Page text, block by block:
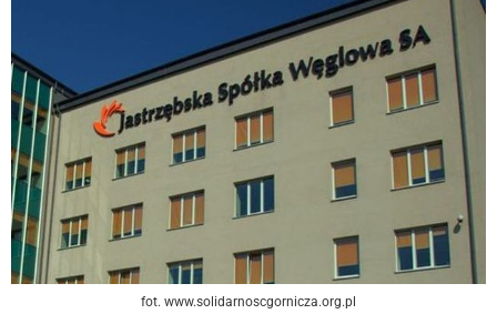
fot. www.solidarnoscgornicza.org.pl